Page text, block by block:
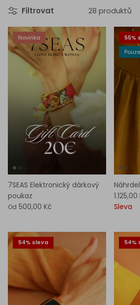
Filtrovat 28 produktů
Novinka
7SEAS Elektronický dárkový
poukaz
Od 500,00 Kč
55%
Sleva
54% sleva 54%